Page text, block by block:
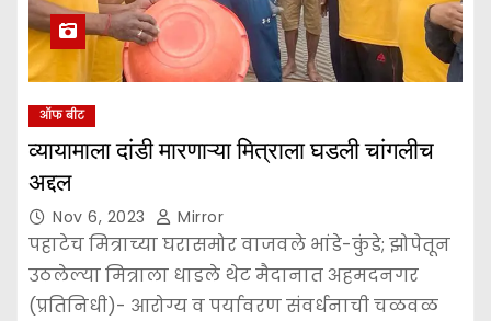
ऑफ बीट
व्यायामाला दांडी मारणाऱ्या मित्राला घडली चांगलीच
अद्दल
Nov 6, 2023 Mirror
पहाटेच मित्राच्या घरासमोर वाजवले भांडे-कुंडे; झोपेतून
उठलेल्या मित्राला धाडले थेट मैदानात अहमदनगर
(प्रतिनिधी)- आरोग्य व पर्यावरण संवर्धनाची चळवळ